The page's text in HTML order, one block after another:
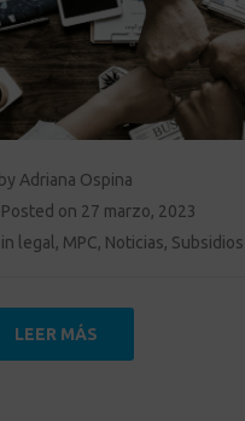
byAdriana Ospina
Posted on 27 marzo, 2023
in legal, MPC, Noticias, Subsidios
LEER MÁS